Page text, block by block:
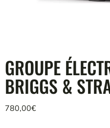
GROUPE
BRIGGS &
780,00€